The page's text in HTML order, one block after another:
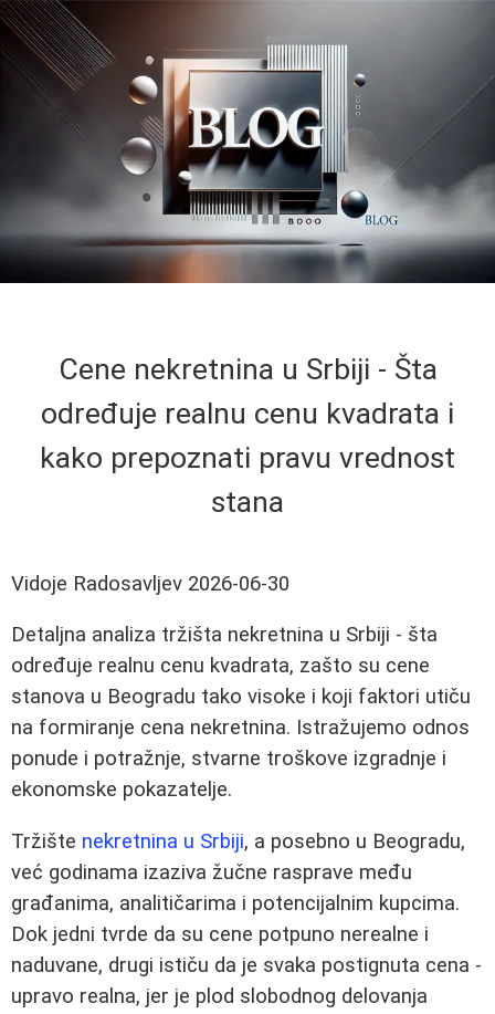
Cene nekretnina u Srbiji - Šta
određuje realnu cenu kvadrata i
kako prepoznati pravu vrednost
stana
Vidoje Radosavljev 2026-06-30
Detaljna analiza tržišta nekretnina u Srbiji - šta
određuje realnu cenu kvadrata, zašto su cene
stanova u Beogradu tako visoke i koji faktori utiču
na formiranje cena nekretnina. Istražujemo odnos
ponude i potražnje, stvarne troškove izgradnje i
ekonomske pokazatelje.
Tržište nekretnina u Srbiji, a posebno u Beogradu,
već godinama izaziva žučne rasprave među
građanima, analitičarima i potencijalnim kupcima.
Dok jedni tvrde da su cene potpuno nerealne i
naduvane, drugi ističu da je svaka postignuta cena -
upravo realna, jer je plod slobodnog delovanja